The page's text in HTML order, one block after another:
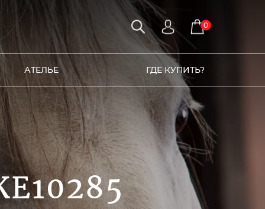
0
АТЕЛЬЕ ГДЕ КУПИТЬ?